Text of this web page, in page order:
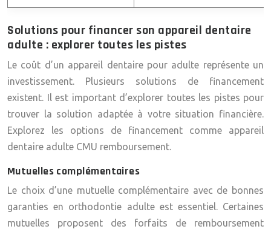
Solutions pour financer son appareil dentaire
adulte : explorer toutes les pistes
Le coût d’un appareil dentaire pour adulte représente un
investissement. Plusieurs solutions de financement
existent. Il est important d’explorer toutes les pistes pour
trouver la solution adaptée à votre situation financière.
Explorez les options de financement comme appareil
dentaire adulte CMU remboursement.
Mutuelles complémentaires
Le choix d’une mutuelle complémentaire avec de bonnes
garanties en orthodontie adulte est essentiel. Certaines
mutuelles proposent des forfaits de remboursement